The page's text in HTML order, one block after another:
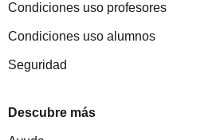
Condiciones uso profesores
Condiciones uso alumnos
Seguridad
Descubre más